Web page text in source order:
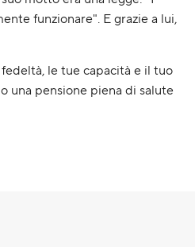
funzionare". E grazie a lui,
le tue capacità e il tuo
una pensione piena di salute